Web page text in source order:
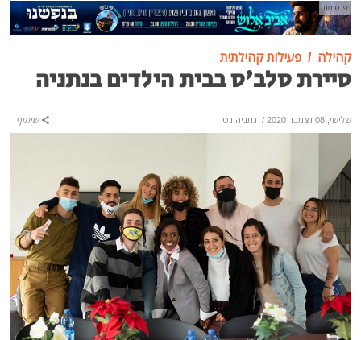
פרסומת
קהילה פעילות קהילתית
סיירת סלב'ס בבית הילדים בנתניה
שלישי, 08 דצמבר 2020 / נתניה נט שיתוף